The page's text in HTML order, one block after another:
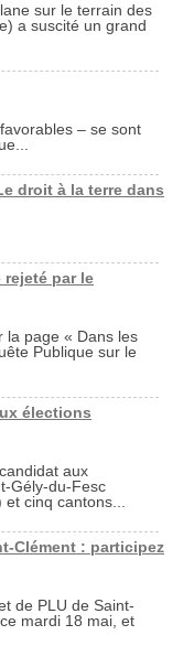
sur le terrain des
a suscité un grand
– se sont
droit à la terre dans
rejeté par le
la page « Dans les
Publique sur le
élections
aux
Gély-du-Fesc
cinq cantons...
Clément : participez
de PLU de Saint-
mardi 18 mai, et